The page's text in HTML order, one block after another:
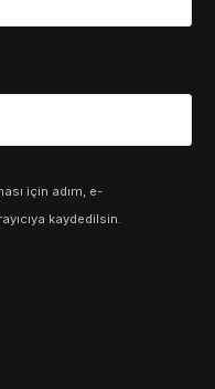
için adım, e-
kaydedilsin.